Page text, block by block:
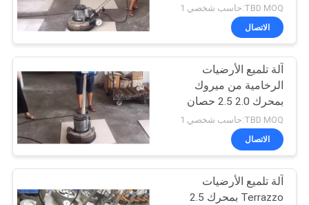
أخبار
خريطة
الموقع
PRIVACY
POLICY
TBD MOQ:حاسب شخصي 1
الاتصال
آلة تلميع الأرضيات
الرخامية من ميروك
بمحرك 2.0 2.5 حصان
TBD MOQ:حاسب شخصي 1
الاتصال
آلة تلميع الأرضيات
Terrazzo بمحرك 2.5